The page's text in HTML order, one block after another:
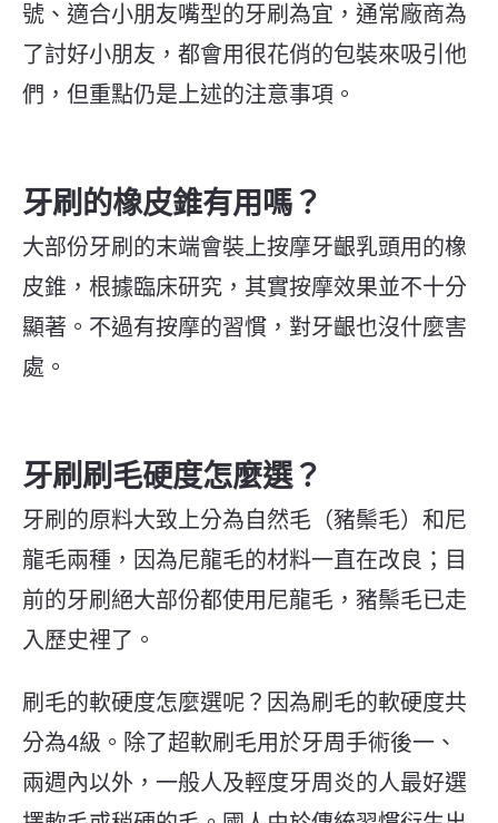
號、適合小朋友嘴型的牙刷為宜，通常廠商為
了討好小朋友，都會用很花俏的包裝來吸引他
們，但重點仍是上述的注意事項。
牙刷的橡皮錐有用嗎？
大部份牙刷的末端會裝上按摩牙齦乳頭用的橡
皮錐，根據臨床研究，其實按摩效果並不十分
顯著。不過有按摩的習慣，對牙齦也沒什麼害
處。
牙刷刷毛硬度怎麼選？
牙刷的原料大致上分為自然毛（豬鬃毛）和尼
龍毛兩種，因為尼龍毛的材料一直在改良；目
前的牙刷絕大部份都使用尼龍毛，豬鬃毛已走
入歷史裡了。
刷毛的軟硬度怎麼選呢？因為刷毛的軟硬度共
分為4級。除了超軟刷毛用於牙周手術後一、
兩週內以外，一般人及輕度牙周炎的人最好選